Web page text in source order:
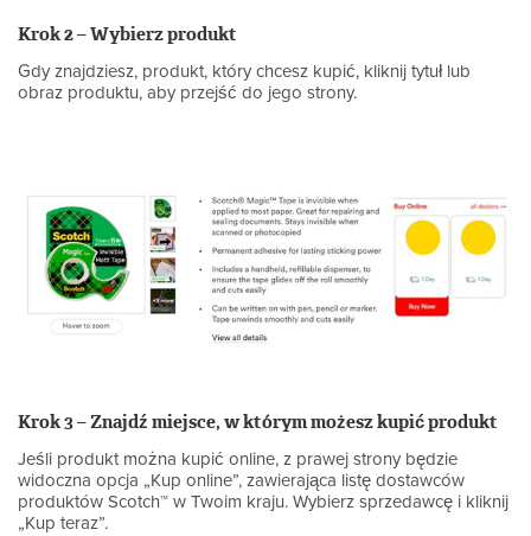
Krok 2 – Wybierz produkt
Gdy znajdziesz, produkt, który chcesz kupić, kliknij tytuł lub
obraz produktu, aby przejść do jego strony.
Krok 3 – Znajdź miejsce, w którym możesz kupić produkt
Jeśli produkt można kupić online, z prawej strony będzie
widoczna opcja „Kup online”, zawierająca listę dostawców
produktów Scotch™ w Twoim kraju. Wybierz sprzedawcę i kliknij
„Kup teraz”.